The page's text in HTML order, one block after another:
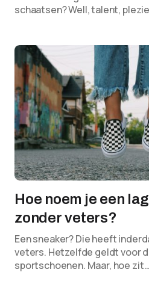
schaatsen? Well, talent,
Hoe noem je een
zonder veters?
Een sneaker? Die heeft
veters. Hetzelfde geldt voor
sportschoenen. Maar, hoe zit…